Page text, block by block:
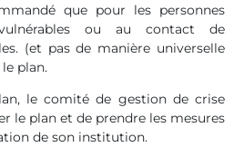
que pour les personnes
vulnérables ou au contact de
(et pas de manière universelle
plan.
le comité de gestion de crise
le plan et de prendre les mesures
de son institution.